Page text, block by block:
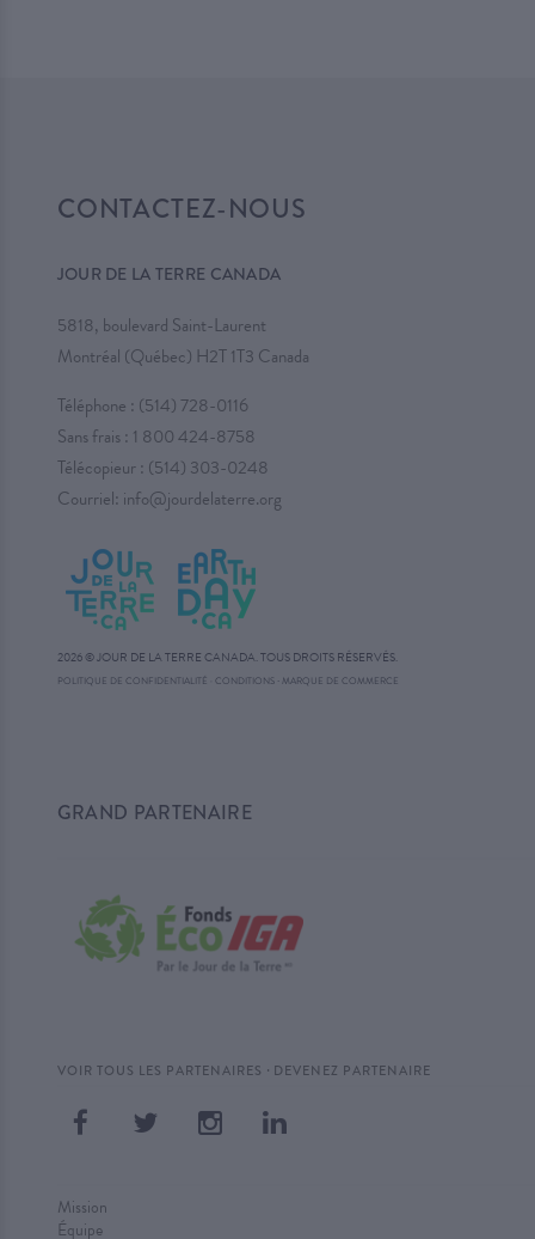
CONTACTEZ-NOUS
JOUR DE LA TERRE CANADA
5818, boulevard Saint-Laurent
Montréal (Québec) H2T 1T3 Canada
Téléphone : (514) 728-0116
Sans frais : 1 800 424-8758
Télécopieur : (514) 303-0248
Courriel: info@jourdelaterre.org
2026 © JOUR DE LA TERRE CANADA. TOUS DROITS RÉSERVÉS.
POLITIQUE DE CONFIDENTIALITÉ CONDITIONS·MARQUE DE COMMERCE
GRAND PARTENAIRE
VOIR TOUS LES PARTENAIRES · DEVENEZ PARTENAIRE
Mission
Équipe